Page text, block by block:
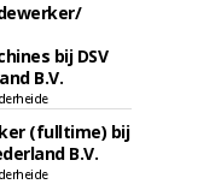
bij DSV
B.V.
(fulltime) bij
B.V.